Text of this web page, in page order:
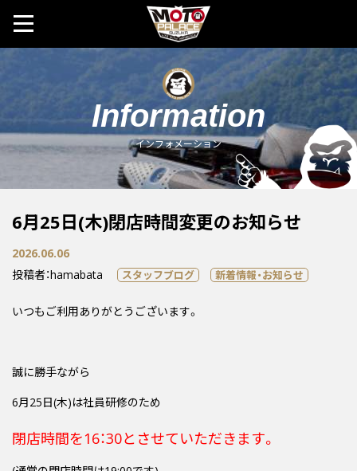
Information
インフォメーション
6月25日(木)閉店時間変更のお知らせ
2026.06.06
投稿者：hamabata
スタッフブログ 新着情報・お知らせ
いつもご利用ありがとうございます。
誠に勝手ながら
6月25日(木)は社員研修のため
閉店時間を16：30とさせていただきます。